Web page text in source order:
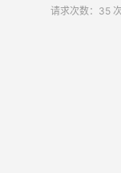
请求次数：35